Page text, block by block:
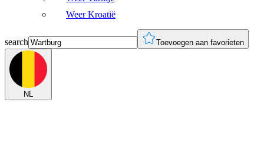
Weer Kroatië
search Toevoegen aan favorieten
NL